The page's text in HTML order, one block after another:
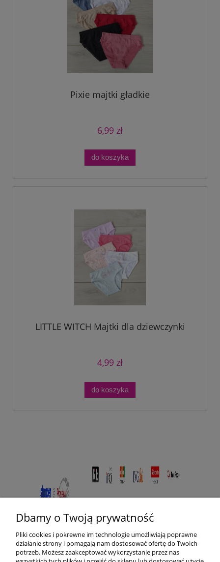
Pixie majtki gładkie
6,99 zł
do koszyka
LITTLE WITCH Majtki dla dziewczynki
4,99 zł
do koszyka
Dbamy o Twoją prywatność
Pliki cookies i pokrewne im technologie umożliwiają poprawne
działanie strony i pomagają nam dostosować ofertę do Twoich
potrzeb. Możesz zaakceptować wykorzystanie przez nas